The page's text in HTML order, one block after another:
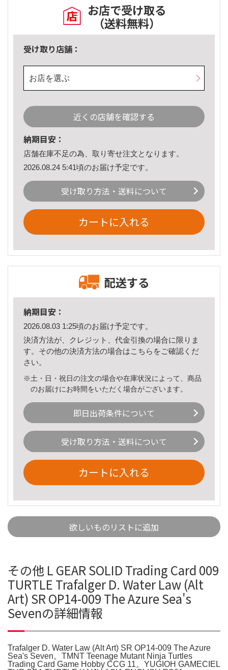
お店で受け取る
（送料無料）
受け取り店舗：
お店を選ぶ
近くの店舗を確認する
納期目安：
店舗在庫不足の為、取り寄せ注文となります。
2026.08.24 5:41頃のお届け予定です。
受け取り方法・送料について
カートに入れる
配送する
納期目安：
2026.08.03 1:25頃のお届け予定です。
決済方法が、クレジット、代金引換の場合に限りま
す。その他の決済方法の場合はこちら をご確認くだ
さい。
※土・日・祝日の注文の場合や在庫状況によって、商品
のお届けにお時間をいただく場合がございます。
即日出荷条件について
受け取り方法・送料について
カートに入れる
欲しいものリストに追加
その他 L GEAR SOLID Trading Card 009
TURTLE Trafalger D. Water Law (Alt
Art) SR OP14-009 The Azure Sea's
Sevenの詳細情報
Trafalger D. Water Law (Alt Art) SR OP14-009 The Azure
Sea's Seven。TMNT Teenage Mutant Ninja Turtles
Trading Card Game Hobby CCG 11。YUGIOH GAMECIEL